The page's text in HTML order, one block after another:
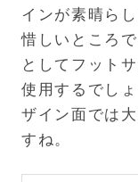
インが素晴ら
惜しいところ
としてフット
使用するでし
ザイン面では
すね。